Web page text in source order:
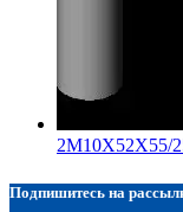
2М10Х52Х55/
Подпишитесь на